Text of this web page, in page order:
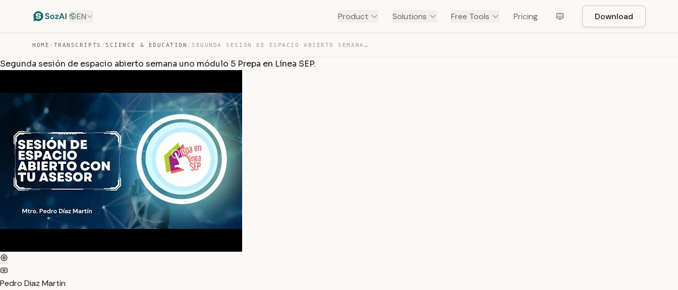
EN Product Solutions Free Tools Pricing Download
HOME / TRANSCRIPTS /SCIENCE & EDUCATION / SEGUNDA SESIÓN DE ESPACIO ABIERTO SEMANA UNO MÓDULO 5 P… — TRANSCRIPT
Segunda sesión de espacio abierto semana uno módulo 5 Prepa en Línea SEP.
Pedro Diaz Martin